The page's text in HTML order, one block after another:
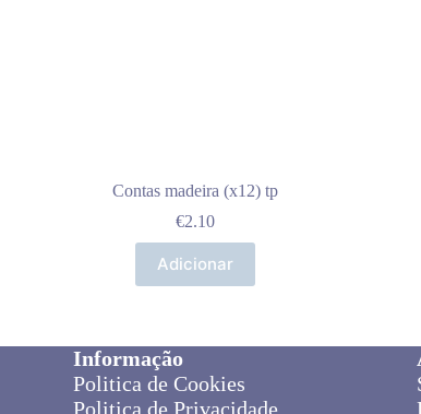
Contas madeira (x12) tp
€2.10
Adicionar
Informação
Politica de Cookies
Politica de Privacidade